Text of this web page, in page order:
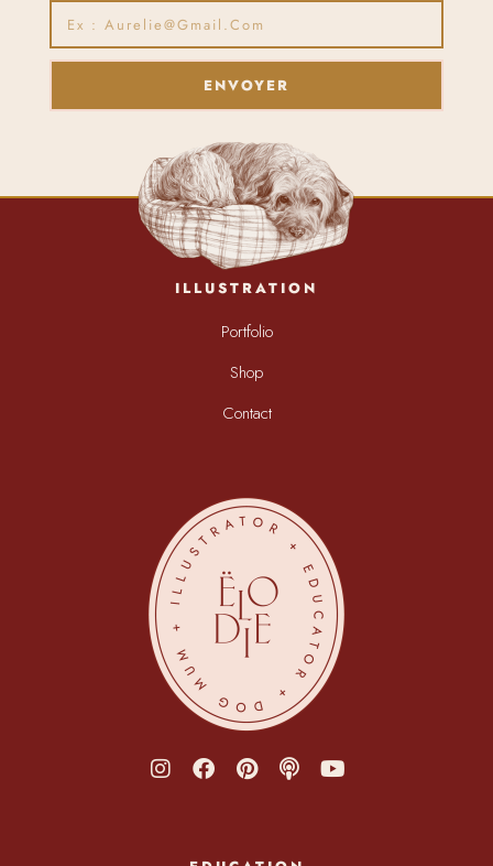
ENVOYER
ILLUSTRATION
Portfolio
Shop
Contact